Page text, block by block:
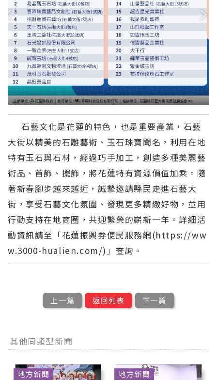
石藝文化是花蓮的特色，也是重要產業，石藝
大街以精美的石雕藝術、玉石珠寶聞名，利用在地
特有玉石與石材，經過巧手加工，創造多種美麗藝
術品、首飾、擺飾，將花蓮特有資源價值加乘。隨
著新春腳步越來越近，誠摯邀請縣民走進石藝大
街，享受石藝文化氛圍、發現更多精緻好物，並用
行動支持在地商圈，共迎繁榮的嶄新一年。詳細活
動資訊請至「花蓮振興券便民服務網(https://ww
w.3000-hualien.com/)」查詢。
上一篇 返回列表 下一篇
其他同類型新聞
地方新聞 地方新聞